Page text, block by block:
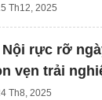
Th12, 2025
Nội rực rỡ
vẹn trải
Th8, 2025